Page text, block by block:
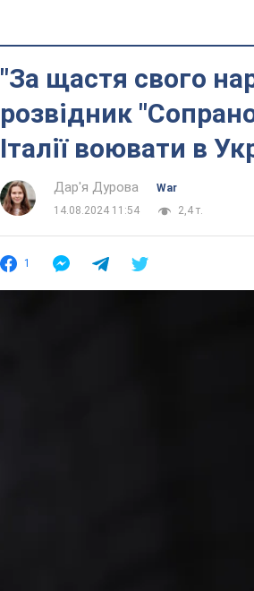
"За щастя свого
розвідник
Італії воювати в
Дар'я Дурова
War
14.08.2024 11:54
2,4 т.
1